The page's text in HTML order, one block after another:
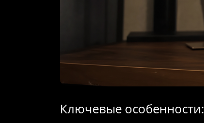
Ключевые особенности: